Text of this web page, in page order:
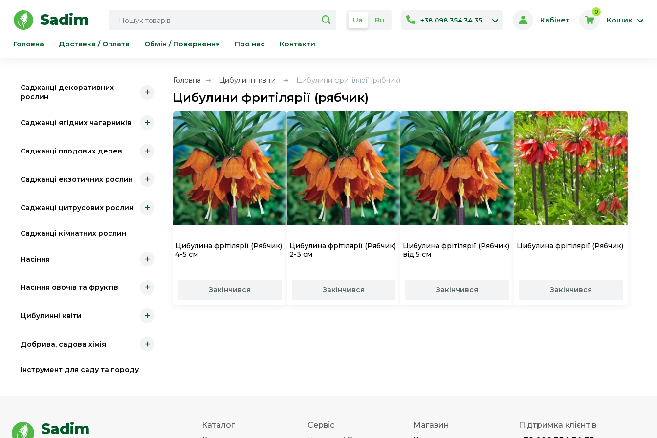
Sadim Ua Ru +38 098 354 34 35 Кабінет
0
Кошик
Головна Доставка / Оплата Обмін / Повернення Про нас Контакти
Саджанці декоративних
рослин
+
Саджанці ягідних чагарників +
Саджанці плодових дерев +
Саджанці екзотичних рослин +
Саджанці цитрусових рослин +
Саджанці кімнатних рослин
Насіння +
Насіння овочів та фруктів +
Цибулинні квіти +
Добрива, садова хімія +
Інструмент для саду та городу
Головна Цибулинні квіти Цибулини фритілярії (рябчик)
Цибулини фритілярії (рябчик)
Цибулина фрітілярії (Рябчик)
4-5 см
Закінчився
Цибулина фрітілярії (Рябчик)
2-3 см
Закінчився
Цибулина фрітілярії (Рябчик)
від 5 см
Закінчився
Цибулина фрітілярії (Рябчик)
Закінчився
Sadim
Підтримка клієнтів
Каталог Сервіс Магазин